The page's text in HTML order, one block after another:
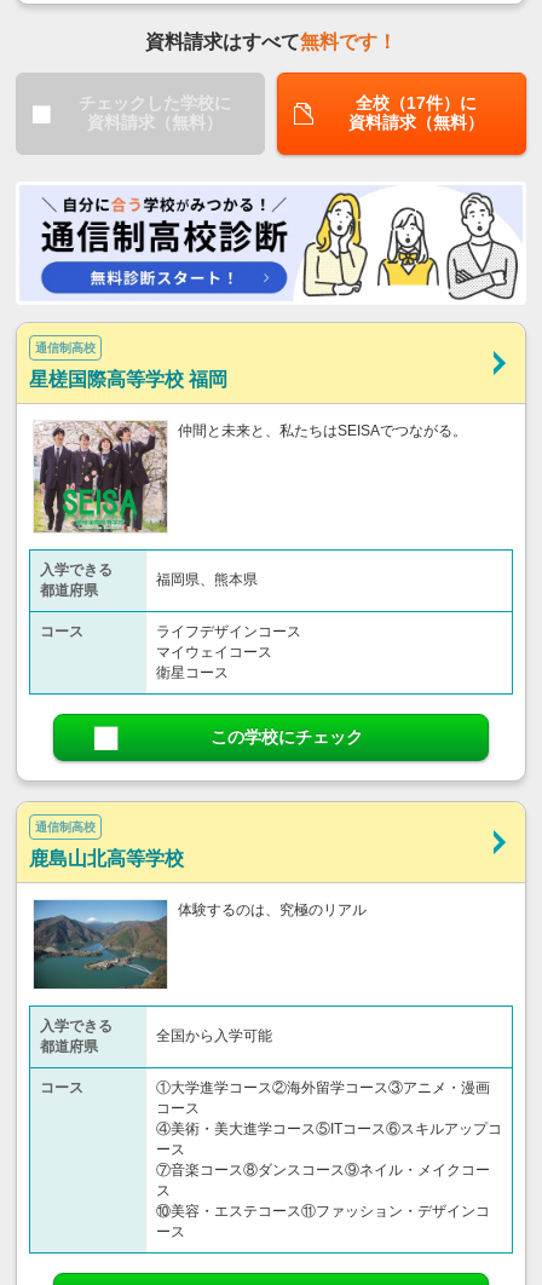
資料請求はすべて無料です！
チェックした学校に
資料請求（無料）
全校（17件）に
資料請求（無料）
通信制高校
星槎国際高等学校 福岡
仲間と未来と、私たちはSEISAでつながる。
入学できる
都道府県
福岡県、熊本県
コース
ライフデザインコース
マイウェイコース
衛星コース
この学校にチェック
通信制高校
鹿島山北高等学校
体験するのは、究極のリアル
入学できる
都道府県
全国から入学可能
コース
①大学進学コース②海外留学コース③アニメ・漫画
コース
④美術・美大進学コース⑤ITコース⑥スキルアップコ
ース
⑦音楽コース⑧ダンスコース⑨ネイル・メイクコー
ス
⑩美容・エステコース⑪ファッション・デザインコ
ース